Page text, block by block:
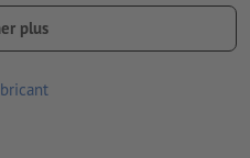
en option
à sélectionner : à plat (rainage,
plus